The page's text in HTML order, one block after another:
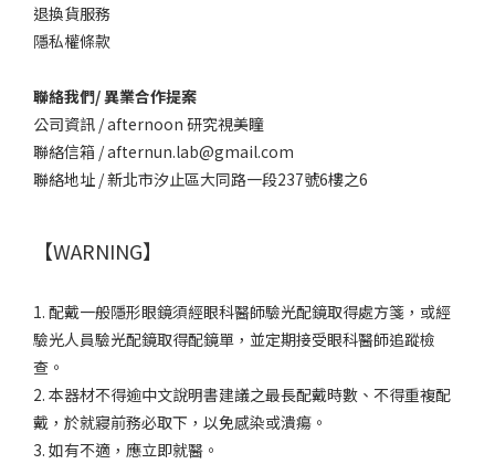
退換貨服務
隱私權條款
聯絡我們/ 異業合作提案
公司資訊 / afternoon 研究視美瞳
聯絡信箱 / afternun.lab@gmail.com
聯絡地址 / 新北市汐止區大同路一段237號6樓之6
【WARNING】
1. 配戴一般隱形眼鏡須經眼科醫師驗光配鏡取得處方箋，或經
驗光人員驗光配鏡取得配鏡單，並定期接受眼科醫師追蹤檢
查。
2. 本器材不得逾中文說明書建議之最長配戴時數、不得重複配
戴，於就寢前務必取下，以免感染或潰瘍。
3. 如有不適，應立即就醫。